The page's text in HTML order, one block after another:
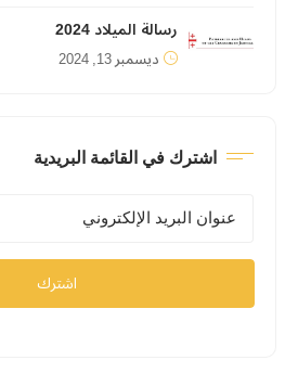
رسالة الميلاد 2024
ديسمبر 13, 2024
اشترك في القائمة البريدية
اشترك